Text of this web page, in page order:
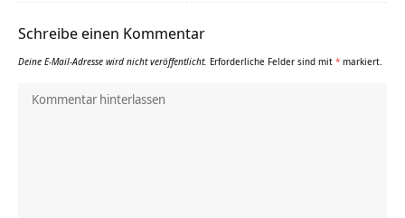
Schreibe einen Kommentar
Deine E-Mail-Adresse wird nicht veröffentlicht. Erforderliche Felder sind mit * markiert.